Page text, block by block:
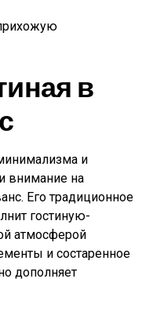
в
и
внимание на
Его традиционное
гостиную-
атмосферой
и состаренное
дополняет